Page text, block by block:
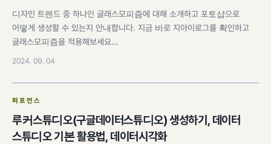
디자인 트렌드 중 하나인 글래스모피즘에 대해 소개하고 포토샵으로
어떻게 생성할 수 있는지 안내합니다. 지금 바로 지아이로그를 확인하고
글래스모피즘을 적용해보세요…
2024. 09. 04
퍼포먼스
루커스튜디오(구글데이터스튜디오) 생성하기, 데이터
스튜디오 기본 활용법, 데이터시각화